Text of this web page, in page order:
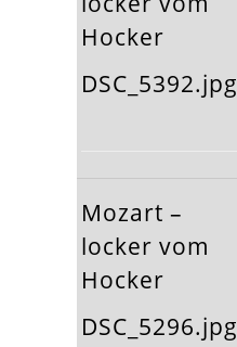
Hocker
DSC_5392.jpg
Mozart –
locker vom
Hocker
DSC_5296.jpg